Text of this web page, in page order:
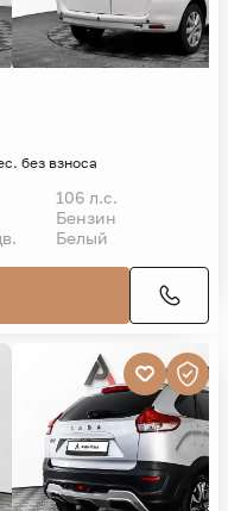
без взноса
106 л.с.
Бензин
Белый